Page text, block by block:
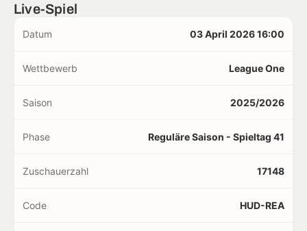
Live-Spiel
Datum 03 April 2026 16:00
Wettbewerb League One
Saison 2025/2026
Phase Reguläre Saison - Spieltag 41
Zuschauerzahl 17148
Code HUD-REA